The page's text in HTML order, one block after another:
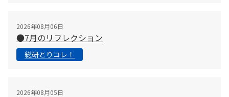
2026年08月06日
●7月のリフレクション
総研とりコレ！
2026年08月05日